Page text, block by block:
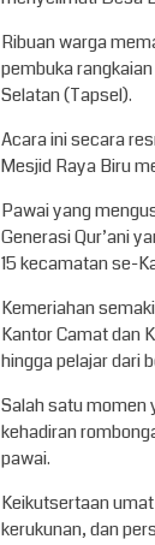
Ribuan warga
pembuka
Selatan (Tapsel).
Acara ini secara
Mesjid Raya Biru
Pawai yang
Generasi Qur’ani
15 kecamatan se-
Kemeriahan
Kantor Camat dan
hingga pelajar dari
Salah satu momen
kehadiran
pawai.
Keikutsertaan
kerukunan, dan